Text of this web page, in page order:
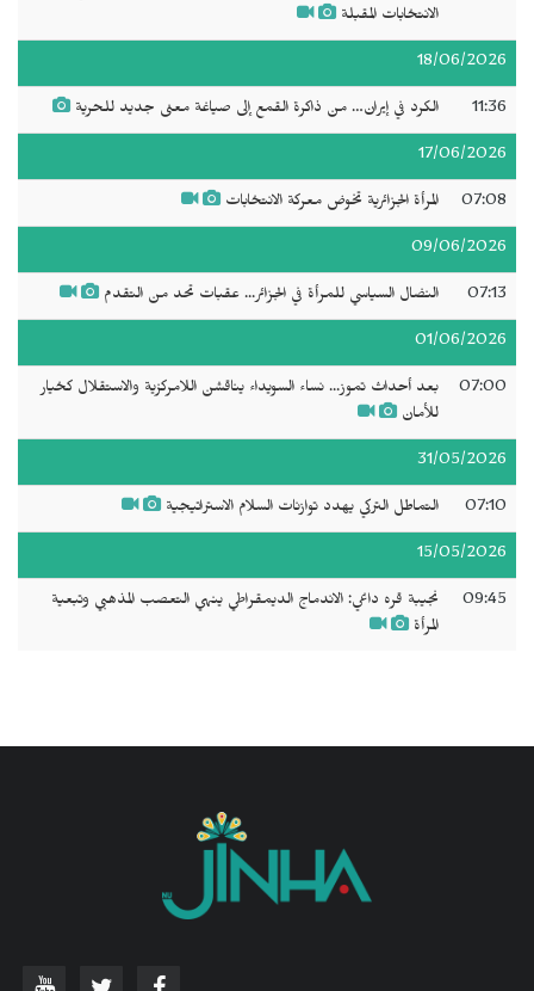
الانتخابات المقبلة
18/06/2026
11:36 الكرد في إيران… من ذاكرة القمع إلى صياغة معنى جديد للحرية
17/06/2026
07:08 المرأة الجزائرية تخوض معركة الانتخابات
09/06/2026
07:13 النضال السياسي للمرأة في الجزائر... عقبات تحد من التقدم
01/06/2026
07:00
بعد أحداث تموز... نساء السويداء يناقشن اللامركزية والاستقلال كخيار
للأمان
31/05/2026
07:10 التماطل التركي يهدد توازنات السلام الاستراتيجية
15/05/2026
09:45
نجيبة قره داغي: الاندماج الديمقراطي ينهي التعصب المذهبي وتبعية
المرأة